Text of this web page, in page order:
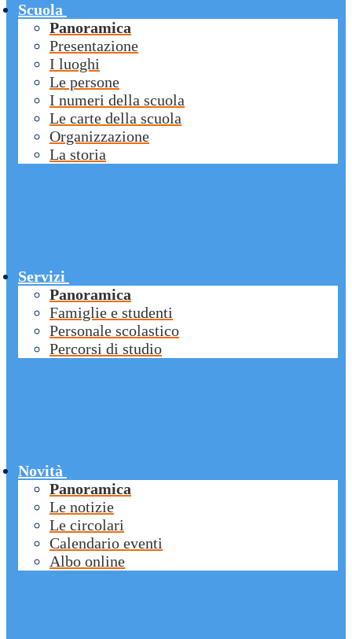
Scuola
Panoramica
Presentazione
I luoghi
Le persone
I numeri della scuola
Le carte della scuola
Organizzazione
La storia
Servizi
Panoramica
Famiglie e studenti
Personale scolastico
Percorsi di studio
Novità
Panoramica
Le notizie
Le circolari
Calendario eventi
Albo online